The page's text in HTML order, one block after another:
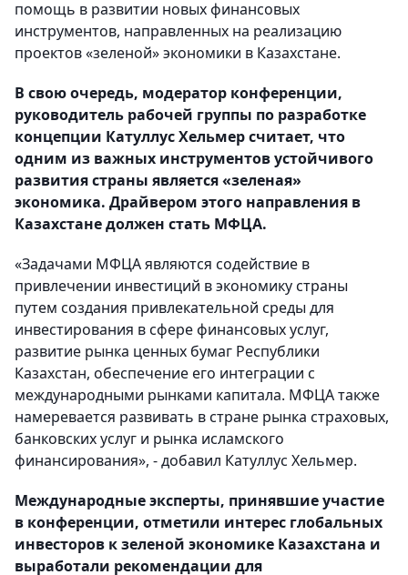
помощь в развитии новых финансовых
инструментов, направленных на реализацию
проектов «зеленой» экономики в Казахстане.
В свою очередь, модератор конференции,
руководитель рабочей группы по разработке
концепции Катуллус Хельмер считает, что
одним из важных инструментов устойчивого
развития страны является «зеленая»
экономика. Драйвером этого направления в
Казахстане должен стать МФЦА.
«Задачами МФЦА являются содействие в
привлечении инвестиций в экономику страны
путем создания привлекательной среды для
инвестирования в сфере финансовых услуг,
развитие рынка ценных бумаг Республики
Казахстан, обеспечение его интеграции с
международными рынками капитала. МФЦА также
намеревается развивать в стране рынка страховых,
банковских услуг и рынка исламского
финансирования», - добавил Катуллус Хельмер.
Международные эксперты, принявшие участие
в конференции, отметили интерес глобальных
инвесторов к зеленой экономике Казахстана и
выработали рекомендации для